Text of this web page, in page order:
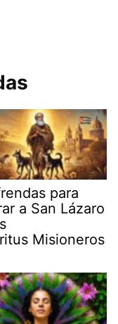
para
a San Lázaro
Misioneros